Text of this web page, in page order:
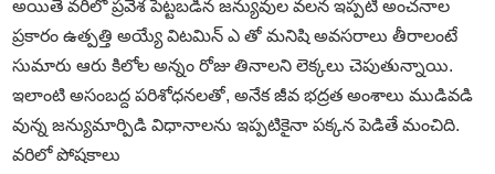
అయితే వరిలో ప్రవేశ పెట్టబడిన జన్యువుల వలన ఇప్పటి అంచనాల
ప్రకారం ఉత్పత్తి అయ్యే విటమిన్‌ ఎ తో మనిషి అవసరాలు తీరాలంటే
సుమారు ఆరు కిలోల అన్నం రోజు తినాలని లెక్కలు చెపుతున్నాయి.
ఇలాంటి అసంబద్ద పరిశోధనలతో, అనేక జీవ భద్రత అంశాలు ముడివడి
వున్న జన్యుమార్పిడి విధానాలను ఇప్పటికైనా పక్కన పెడితే మంచిది.
వరిలో పోషకాలు